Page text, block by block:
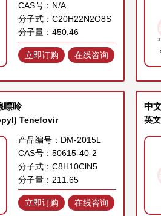
CAS号：N/A
分子式：C20H22N2O8S
分子量：450.46
立即订购 在线咨询
嘌呤
Tenefovir
产品编号：DM-2015L
CAS号：50615-40-2
分子式：C8H10ClN5
分子量：211.65
立即订购 在线咨询